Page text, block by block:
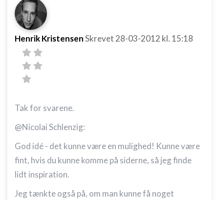
Henrik KristensenSkrevet 28-03-2012 kl. 15:18
Tak for svarene.
@Nicolai Schlenzig:
God idé - det kunne være en mulighed! Kunne være
fint, hvis du kunne komme på siderne, så jeg finde
lidt inspiration.
Jeg tænkte også på, om man kunne få noget